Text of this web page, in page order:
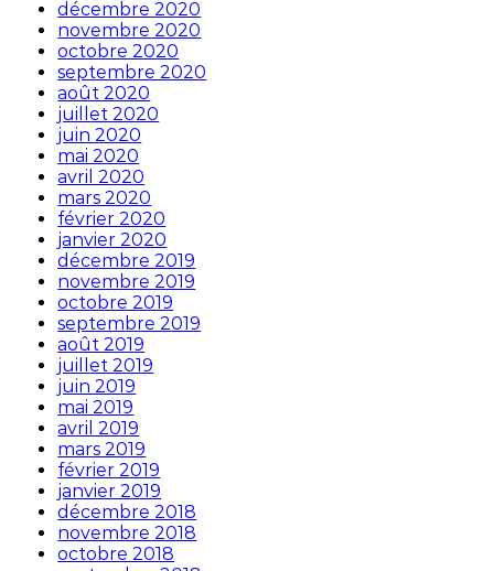
décembre 2020
novembre 2020
octobre 2020
septembre 2020
août 2020
juillet 2020
juin 2020
mai 2020
avril 2020
mars 2020
février 2020
janvier 2020
décembre 2019
novembre 2019
octobre 2019
septembre 2019
août 2019
juillet 2019
juin 2019
mai 2019
avril 2019
mars 2019
février 2019
janvier 2019
décembre 2018
novembre 2018
octobre 2018